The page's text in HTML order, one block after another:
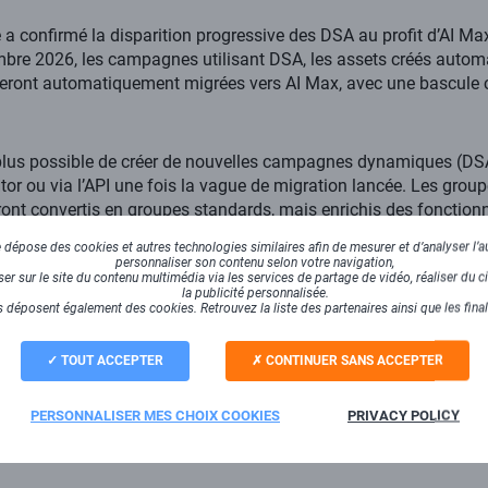
confirmé la disparition progressive des DSA au profit d’AI
2026, les campagnes utilisant DSA, les assets créés
automatiquement migrées vers AI Max, avec une bascule
possible de créer de nouvelles campagnes dynamiques
ou via l’API une fois la vague de migration lancée. Les
convertis en groupes standards, mais enrichis des
pousse AI Max
par Google comme le successeur naturel des DSA,
génération créative et sélection d’URL grâce à l’IA
sur le contenu indexé du site (pages, titres, catégories),
: intention de recherche en temps réel, données
dépose des cookies et autres technologies similaires afin de mesurer et d’analyser
personnaliser son contenu selon votre navigation,
sur le site du contenu multimédia via les services de partage de vidéo, réaliser du
la publicité personnalisée.
déposent également des cookies. Retrouvez la liste des partenaires ainsi que les
TOUT ACCEPTER CONTINUER SANS ACCEPTER
PERSONNALISER MES CHOIX COOKIES PRIVACY POLICY